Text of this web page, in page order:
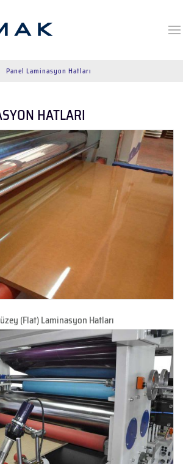
Panel Laminasyon Hatları
HATLARI
(Flat) Laminasyon Hatları